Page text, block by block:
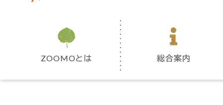
ZOOMOとは 総合案内